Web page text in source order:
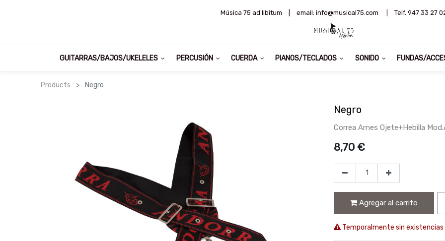
Música 75 ad libitum email: info@musical75.com Telf. 947 33 27
GUITARRAS/BAJOS/UKELELES PERCUSIÓN CUERDA PIANOS/TECLADOS SONIDO FUNDAS/
Products Negro
Negro
Correa Arnes Ojete+Hebilla
8,70 €
Agregar al carrito
Temporalmente sin existencias